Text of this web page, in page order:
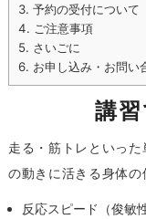
3. 予約の受付について
4. ご注意事項
5. さいごに
6. お申し込み・お問い
講
走る・筋トレといっ
の動きに活きる身体の
反応スピード（俊敏性